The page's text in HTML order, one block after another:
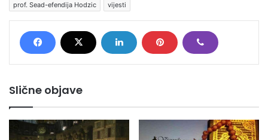
prof. Sead-efendija Hodzic
vijesti
Slične objave